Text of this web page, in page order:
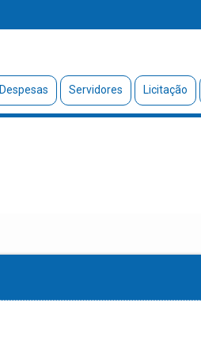
Despesas Servidores Licitação